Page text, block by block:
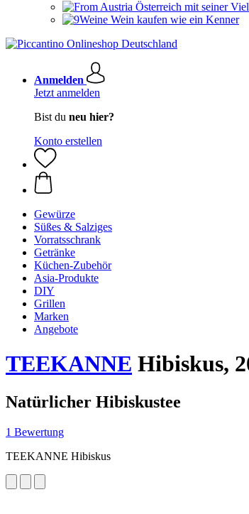
Österreich mit seiner
Wein kaufen wie ein Kenner
Anmelden
Jetzt anmelden
Bist du neu hier?
Konto erstellen
Gewürze
Süßes & Salziges
Vorratsschrank
Getränke
Küchen-Zubehör
Asia-Produkte
DIY
Grillen
Marken
Angebote
TEEKANNE Hibiskus,
Natürlicher Hibiskustee
1 Bewertung
TEEKANNE Hibiskus